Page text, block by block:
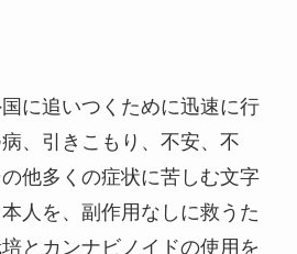
に追いつくために迅速に行
、引きこもり、不安、不
他多くの症状に苦しむ文字
人を、副作用なしに救うた
とカンナビノイドの使用を